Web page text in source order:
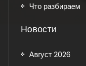
Что разбираем
Новости
Август 2026